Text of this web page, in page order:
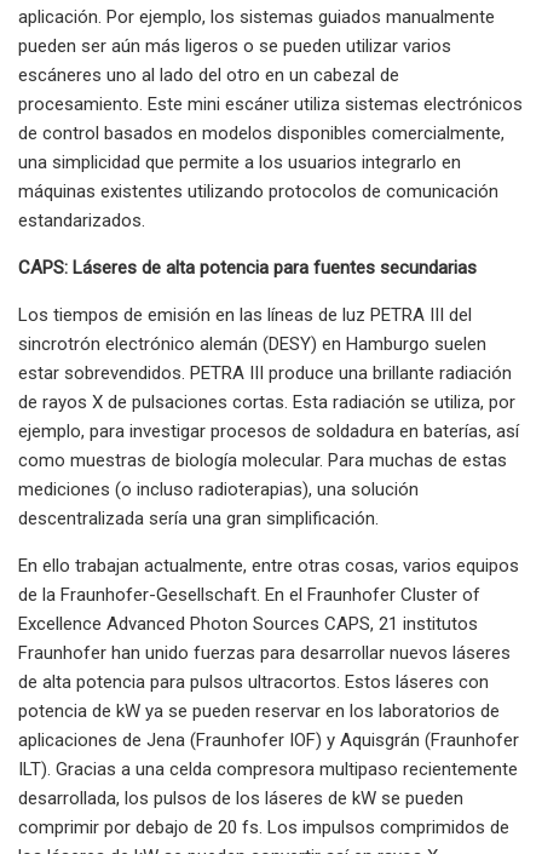
aplicación. Por ejemplo, los sistemas guiados manualmente
pueden ser aún más ligeros o se pueden utilizar varios
escáneres uno al lado del otro en un cabezal de
procesamiento. Este mini escáner utiliza sistemas electrónicos
de control basados ​​en modelos disponibles comercialmente,
una simplicidad que permite a los usuarios integrarlo en
máquinas existentes utilizando protocolos de comunicación
estandarizados.
CAPS: Láseres de alta potencia para fuentes secundarias
Los tiempos de emisión en las líneas de luz PETRA III del
sincrotrón electrónico alemán (DESY) en Hamburgo suelen
estar sobrevendidos. PETRA III produce una brillante radiación
de rayos X de pulsaciones cortas. Esta radiación se utiliza, por
ejemplo, para investigar procesos de soldadura en baterías, así
como muestras de biología molecular. Para muchas de estas
mediciones (o incluso radioterapias), una solución
descentralizada sería una gran simplificación.
En ello trabajan actualmente, entre otras cosas, varios equipos
de la Fraunhofer-Gesellschaft. En el Fraunhofer Cluster of
Excellence Advanced Photon Sources CAPS, 21 institutos
Fraunhofer han unido fuerzas para desarrollar nuevos láseres
de alta potencia para pulsos ultracortos. Estos láseres con
potencia de kW ya se pueden reservar en los laboratorios de
aplicaciones de Jena (Fraunhofer IOF) y Aquisgrán (Fraunhofer
ILT). Gracias a una celda compresora multipaso recientemente
desarrollada, los pulsos de los láseres de kW se pueden
comprimir por debajo de 20 fs. Los impulsos comprimidos de